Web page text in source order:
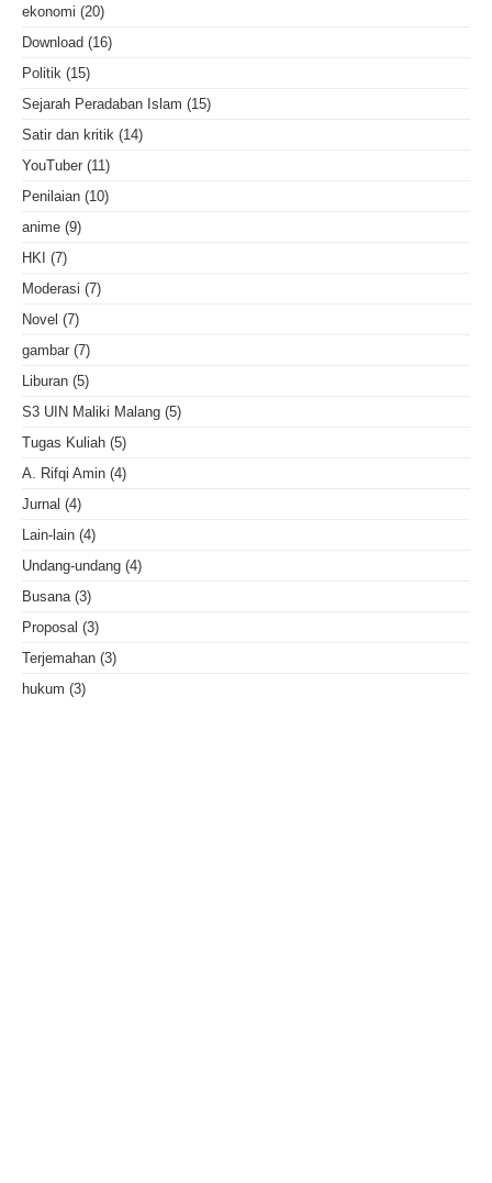
ekonomi (20)
Download (16)
Politik (15)
Sejarah Peradaban Islam (15)
Satir dan kritik (14)
YouTuber (11)
Penilaian (10)
anime (9)
HKI (7)
Moderasi (7)
Novel (7)
gambar (7)
Liburan (5)
S3 UIN Maliki Malang (5)
Tugas Kuliah (5)
A. Rifqi Amin (4)
Jurnal (4)
Lain-lain (4)
Undang-undang (4)
Busana (3)
Proposal (3)
Terjemahan (3)
hukum (3)